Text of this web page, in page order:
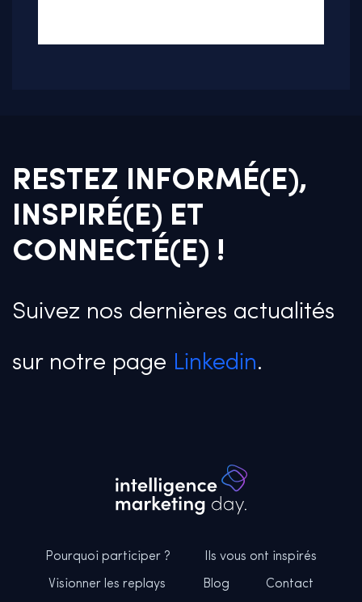
RESTEZ INFORMÉ(E),
INSPIRÉ(E) ET
CONNECTÉ(E) !
Suivez nos dernières actualités
sur notre page Linkedin.
Pourquoi participer ? Ils vous ont inspirés
Visionner les replays Blog Contact